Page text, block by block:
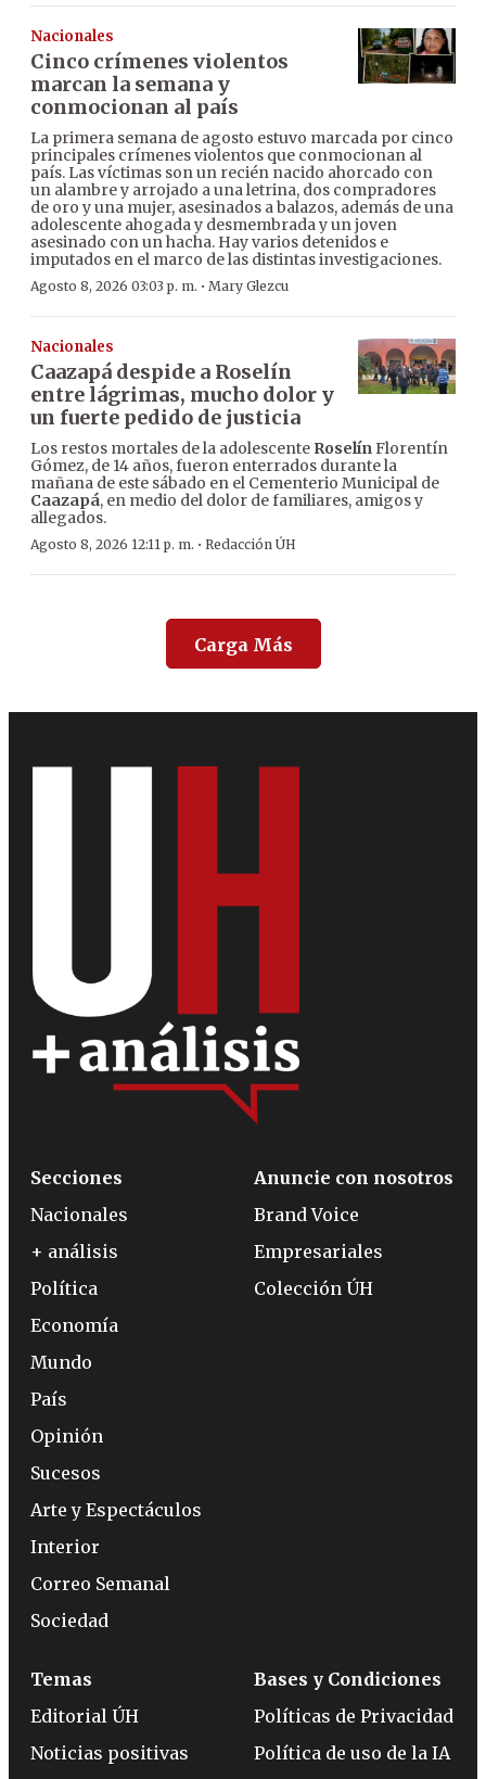
Nacionales
Cinco crímenes violentos
marcan la semana y
conmocionan al país
La primera semana de agosto estuvo marcada por cinco
principales crímenes violentos que conmocionan al
país. Las víctimas son un recién nacido ahorcado con
un alambre y arrojado a una letrina, dos compradores
de oro y una mujer, asesinados a balazos, además de una
adolescente ahogada y desmembrada y un joven
asesinado con un hacha. Hay varios detenidos e
imputados en el marco de las distintas investigaciones.
Agosto 8, 2026 03:03 p. m. · Mary Glezcu
Nacionales
Caazapá despide a Roselín
entre lágrimas, mucho dolor y
un fuerte pedido de justicia
Los restos mortales de la adolescente RoselínFlorentín
Gómez, de 14 años, fueron enterrados durante la
mañana de este sábado en el Cementerio Municipal de
Caazapá, en medio del dolor de familiares, amigos y
allegados.
Agosto 8, 2026 12:11 p. m. · Redacción ÚH
Carga Más
Secciones
Nacionales
+ análisis
Política
Economía
Mundo
País
Opinión
Sucesos
Arte y Espectáculos
Interior
Correo Semanal
Sociedad
Anuncie con nosotros
Brand Voice
Empresariales
Colección ÚH
Temas
Editorial ÚH
Noticias positivas
Bases y Condiciones
Políticas de Privacidad
Política de uso de la IA